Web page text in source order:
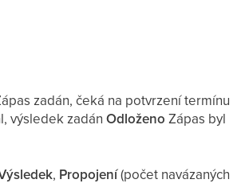
zadán, čeká na potvrzení termínu
výsledek zadánOdloženo Zápas byl
, Propojení(počet navázaných